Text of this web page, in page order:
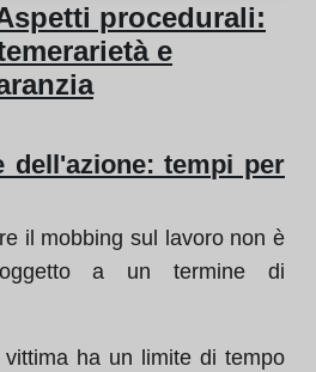
procedurali:
e
dell'azione: tempi per
il mobbing sul lavoro non è
a un termine di
ha un limite di tempo